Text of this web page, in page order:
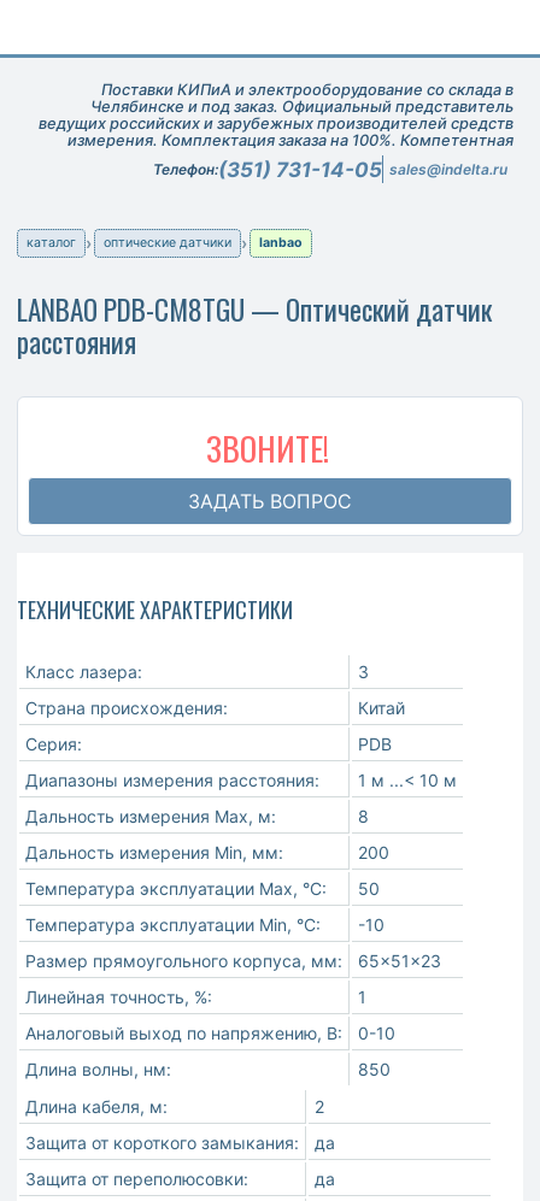
Поставки КИПиА и электрооборудование со склада в
Челябинске и под заказ. Официальный представитель
ведущих российских и зарубежных производителей средств
измерения. Комплектация заказа на 100%. Компетентная
техническая поддержка при подборе оборудования.
Телефон:(351) 731-14-05 sales@indelta.ru
каталог оптические датчики lanbao
LANBAO PDB-CM8TGU — Оптический датчик
расстояния
ЗВОНИТЕ!
ЗАДАТЬ ВОПРОС
ТЕХНИЧЕСКИЕ ХАРАКТЕРИСТИКИ
Класс лазера:
3
Страна происхождения:
Китай
Серия:
PDB
Диапазоны измерения расстояния:
1 м ...< 10 м
Дальность измерения Max, м:
8
Дальность измерения Min, мм:
200
Температура эксплуатации Max, °C:
50
Температура эксплуатации Min, °C:
-10
Размер прямоугольного корпуса, мм:
65x51x23
Линейная точность, %:
1
Аналоговый выход по напряжению, В:
0-10
Длина волны, нм:
850
Длина кабеля, м:
2
Защита от короткого замыкания:
да
Защита от переполюсовки:
да